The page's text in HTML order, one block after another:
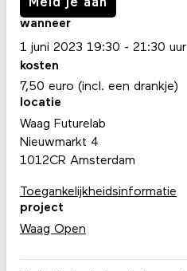
Meld je aan
wanneer
1 juni 2023 19:30 21:30 uur
kosten
7,50 euro (incl. een drankje)
locatie
Waag Futurelab
Nieuwmarkt 4
1012CR Amsterdam
Toegankelijkheidsinformatie
project
Waag Open